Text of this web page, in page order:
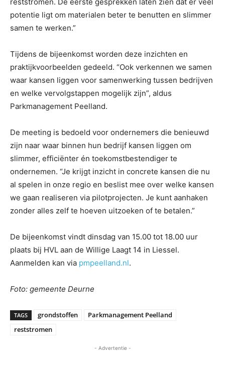
potentie ligt om materialen beter te benutten en slimmer
samen te werken.”
Tijdens de bijeenkomst worden deze inzichten en
praktijkvoorbeelden gedeeld. “Ook verkennen we samen
waar kansen liggen voor samenwerking tussen bedrijven
en welke vervolgstappen mogelijk zijn”, aldus
Parkmanagement Peelland.
De meeting is bedoeld voor ondernemers die benieuwd
zijn naar waar binnen hun bedrijf kansen liggen om
slimmer, efficiënter én toekomstbestendiger te
ondernemen. “Je krijgt inzicht in concrete kansen die nu
al spelen in onze regio en beslist mee over welke kansen
we gaan realiseren via pilotprojecten. Je kunt aanhaken
zonder alles zelf te hoeven uitzoeken of te betalen.”
De bijeenkomst vindt dinsdag van 15.00 tot 18.00 uur
plaats bij HVL aan de Willige Laagt 14 in Liessel.
Aanmelden kan via pmpeelland.nl.
Foto: gemeente Deurne
TAGS grondstoffen
Parkmanagement Peelland
reststromen
- Advertentie -